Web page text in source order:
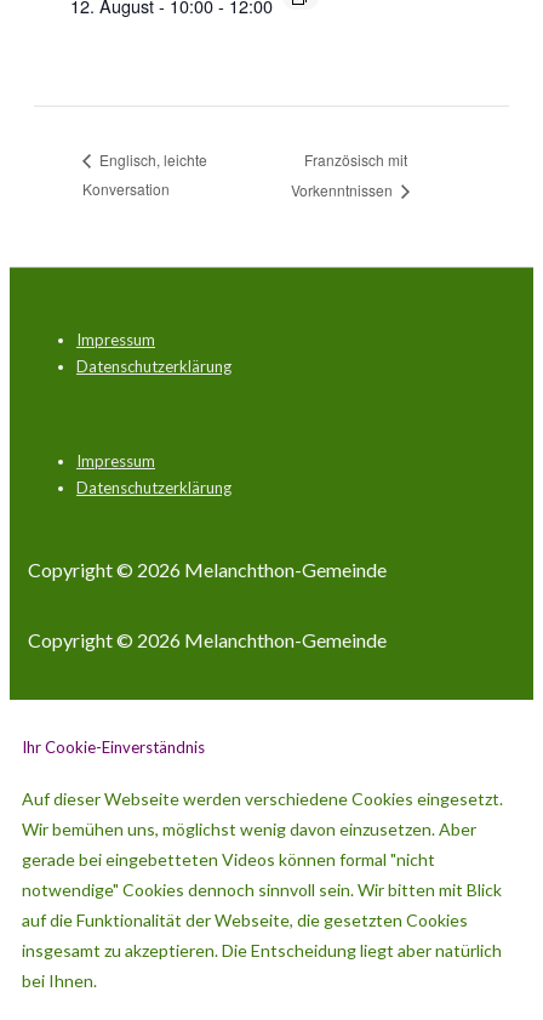
Englisch, leichte
Konversation
Französisch mit
Vorkenntnissen
Footer-
Menü
Impressum
Datenschutzerklärung
Footer-
Menü
Impressum
Datenschutzerklärung
Copyright © 2026 Melanchthon-Gemeinde
Copyright © 2026 Melanchthon-Gemeinde
Ihr Cookie-Einverständnis
Auf dieser Webseite werden verschiedene Cookies eingesetzt.
Wir bemühen uns, möglichst wenig davon einzusetzen. Aber
gerade bei eingebetteten Videos können formal "nicht
notwendige" Cookies dennoch sinnvoll sein. Wir bitten mit Blick
auf die Funktionalität der Webseite, die gesetzten Cookies
insgesamt zu akzeptieren. Die Entscheidung liegt aber natürlich
bei Ihnen.